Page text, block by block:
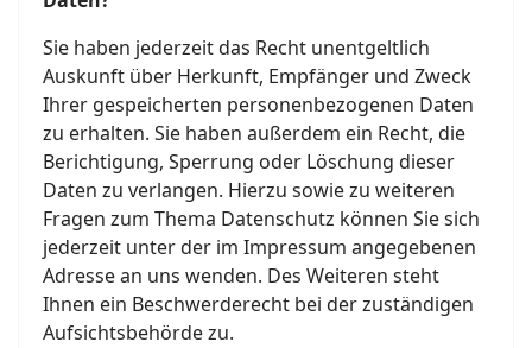
Sie haben jederzeit das Recht unentgeltlich
Auskunft über Herkunft, Empfänger und Zweck
Ihrer gespeicherten personenbezogenen Daten
zu erhalten. Sie haben außerdem ein Recht, die
Berichtigung, Sperrung oder Löschung dieser
Daten zu verlangen. Hierzu sowie zu weiteren
Fragen zum Thema Datenschutz können Sie sich
jederzeit unter der im Impressum angegebenen
Adresse an uns wenden. Des Weiteren steht
Ihnen ein Beschwerderecht bei der zuständigen
Aufsichtsbehörde zu.